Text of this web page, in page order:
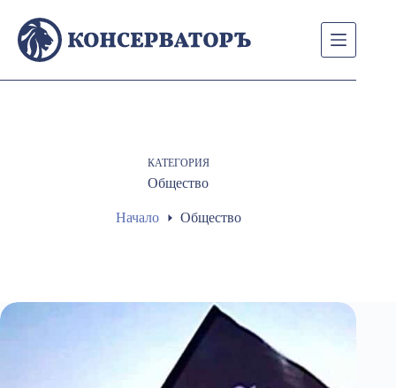
content
КАТЕГОРИЯ
Общество
Начало Общество